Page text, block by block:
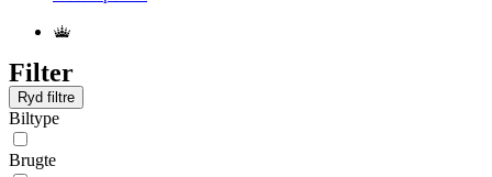
Filter
Ryd filtre
Biltype
Brugte